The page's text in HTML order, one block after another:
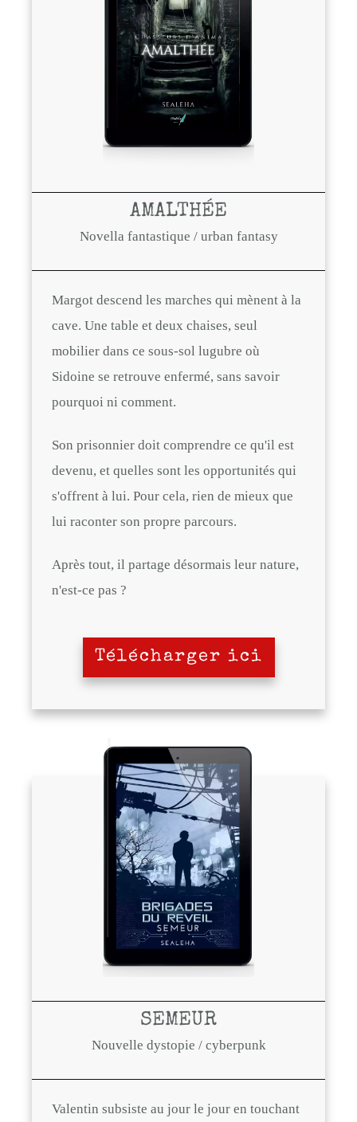
AMALTHÉE
Novella fantastique / urban fantasy
Margot descend les marches qui mènent à la
cave. Une table et deux chaises, seul
mobilier dans ce sous-sol lugubre où
Sidoine se retrouve enfermé, sans savoir
pourquoi ni comment.
Son prisonnier doit comprendre ce qu'il est
devenu, et quelles sont les opportunités qui
s'offrent à lui. Pour cela, rien de mieux que
lui raconter son propre parcours.
Après tout, il partage désormais leur nature,
n'est-ce pas ?
Télécharger ici
SEMEUR
Nouvelle dystopie / cyberpunk
Valentin subsiste au jour le jour en touchant